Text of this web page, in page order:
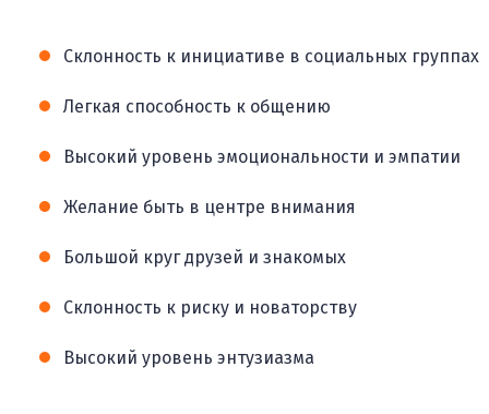
Склонность к инициативе в социальных группах
Легкая способность к общению
Высокий уровень эмоциональности и эмпатии
Желание быть в центре внимания
Большой круг друзей и знакомых
Склонность к риску и новаторству
Высокий уровень энтузиазма